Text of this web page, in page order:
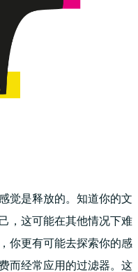
觉是释放的。知道你的文
，这可能在其他情况下难
你更有可能去探索你的感
而经常应用的过滤器。这